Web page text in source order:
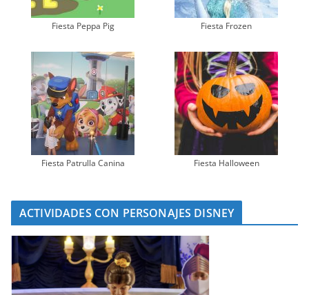
Fiesta Peppa Pig Fiesta Frozen
Fiesta Patrulla Canina Fiesta Halloween
ACTIVIDADES CON PERSONAJES DISNEY